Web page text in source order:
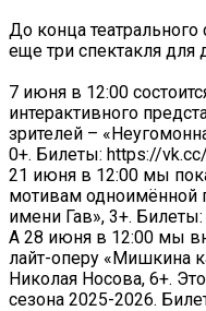
До конца
еще три спектакля для
7 июня в 12:00
интерактивного
зрителей –
0+. Билеты: https://
21 июня в 12:00 мы
мотивам одноимённой
имени Гав», 3+.
А 28 июня в 12:00 мы
лайт-оперу «Мишкина
Николая Носова, 6+.
сезона 2025-2026.